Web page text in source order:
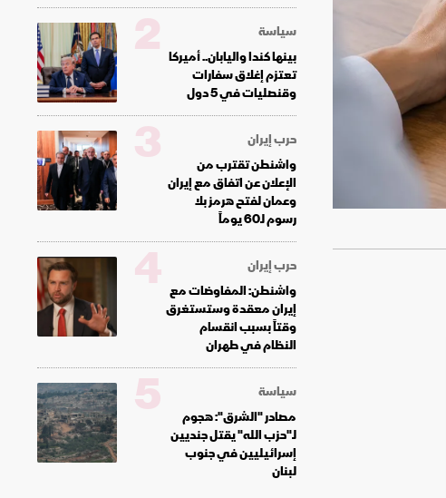
سياسة
بينها كندا واليابان.. أميركا
تعتزم إغلاق سفارات
وقنصليات في 5 دول
2
حرب إيران
واشنطن تقترب من
الإعلان عن اتفاق مع إيران
وعمان لفتح هرمز بلا
رسوم لـ60 يوماً
3
حرب إيران
واشنطن: المفاوضات مع
إيران معقدة وستستغرق
وقتاً بسبب انقسام
النظام في طهران
4
سياسة
مصادر "الشرق": هجوم
لـ"حزب الله" يقتل جنديين
إسرائيليين في جنوب
لبنان
5